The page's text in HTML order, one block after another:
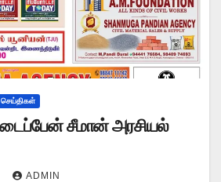
செய்திகள்
சீமான் அரசியல்
ADMIN